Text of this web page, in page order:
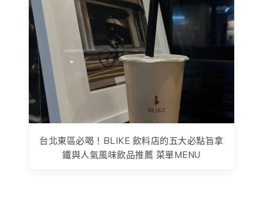
台北東區必喝！BLIKE 飲料店的五大必點旨拿
鐵與人氣風味飲品推薦 菜單MENU